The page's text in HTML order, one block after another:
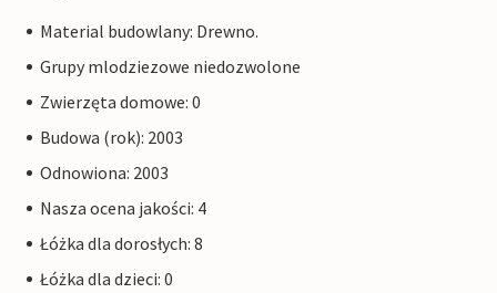
Material budowlany: Drewno.
Grupy mlodziezowe niedozwolone
Zwierzęta domowe: 0
Budowa (rok): 2003
Odnowiona: 2003
Nasza ocena jakości: 4
Łóżka dla dorosłych: 8
Łóżka dla dzieci: 0